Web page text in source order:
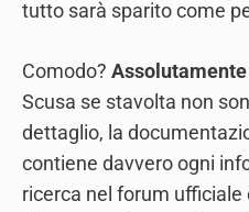
tutto sarà sparito come
Comodo?
Scusa se stavolta non
dettaglio, la
contiene davvero ogni
ricerca nel forum ufficiale